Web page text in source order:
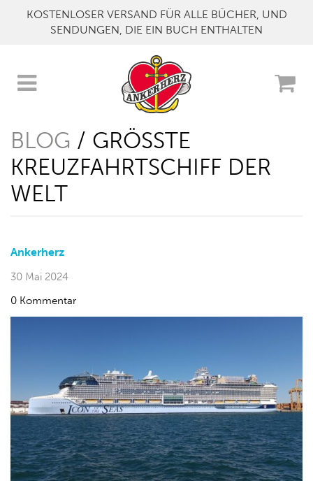
KOSTENLOSER VERSAND FÜR ALLE BÜCHER, UND
SENDUNGEN, DIE EIN BUCH ENTHALTEN
BLOG / GRÖSSTE K
REUZFAHRTSCHIFF DER W
ELT
Ankerherz
30 Mai 2024
0 Kommentar